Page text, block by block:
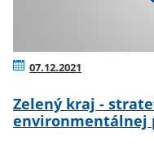
07.12.2021
Zelený kraj -
environmentálnej